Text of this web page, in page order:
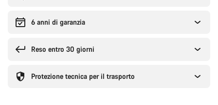
6 anni di garanzia
Reso entro 30 giorni
Protezione tecnica per il trasporto